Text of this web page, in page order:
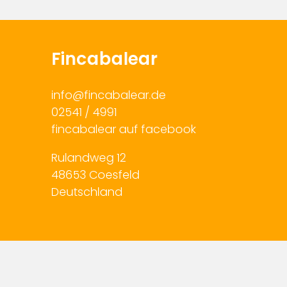
Fincabalear
info@fincabalear.de
02541 / 4991
fincabalear auf facebook
Rulandweg 12
48653 Coesfeld
Deutschland